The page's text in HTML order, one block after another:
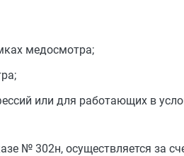
медосмотра;
или для работающих в
№ 302н, осуществляется за